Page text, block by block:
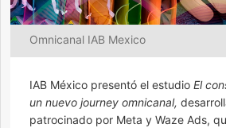
Omnicanal IAB Mexico
IAB México presentó el estudio El
un nuevo journey omnicanal,
patrocinado por Meta y Waze Ads,